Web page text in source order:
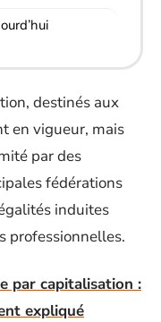
destinés aux
en vigueur, mais
par des
fédérations
induites
professionnelles.
par capitalisation :
expliqué